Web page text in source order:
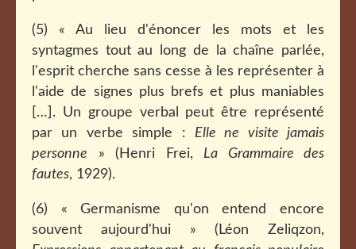
(5) « Au lieu d'énoncer les mots et les
syntagmes tout au long de la chaîne parlée,
l'esprit cherche sans cesse à les représenter à
l'aide de signes plus brefs et plus maniables
[…]. Un groupe verbal peut être représenté
par un verbe simple : Elle ne visite jamais
personne » (Henri Frei, La Grammaire des
fautes, 1929).
(6) « Germanisme qu'on entend encore
souvent aujourd'hui » (Léon Zeliqzon,